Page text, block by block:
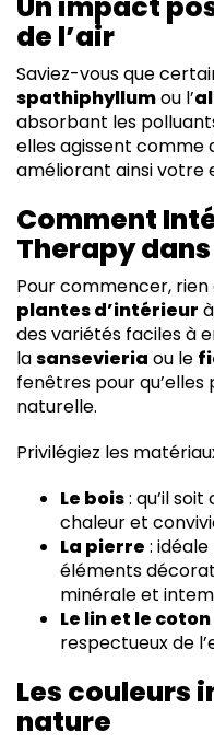
de l’air
Saviez-vous que
spathiphyllumou l’
absorbant les
elles agissent comme
améliorant ainsi votre
Comment
Therapy
Pour commencer, rien
plantes d’intérieur
des variétés faciles à
lasansevieria ou le
fenêtres pour
naturelle.
Privilégiez les
Le bois: qu’il
chaleur et
La pierre :
éléments
minérale et
Le lin et le
respectueux de
Les couleurs
nature